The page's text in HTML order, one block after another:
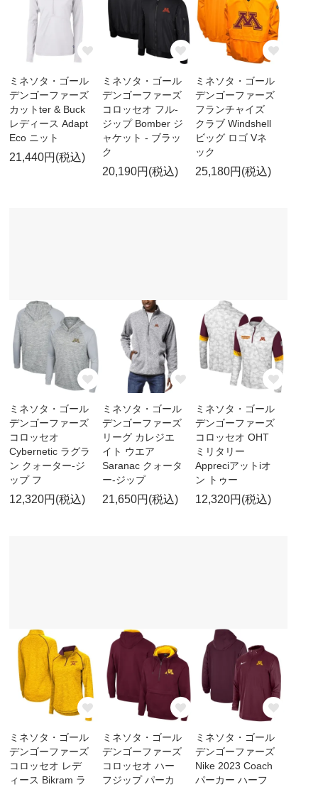
ミネソタ・ゴール
デンゴーファーズ
カットter & Buck
レディース Adapt
Eco ニット
21,440円(税込)
ミネソタ・ゴール
デンゴーファーズ
コロッセオ フル-
ジップ Bomber ジ
ャケット - ブラッ
ク
20,190円(税込)
ミネソタ・ゴール
デンゴーファーズ
フランチャイズ
クラブ Windshell
ビッグ ロゴ Vネ
ック
25,180円(税込)
ミネソタ・ゴール
デンゴーファーズ
コロッセオ
Cybernetic ラグラ
ン クォーター-ジ
ップ フ
12,320円(税込)
ミネソタ・ゴール
デンゴーファーズ
リーグ カレジエ
イト ウエア
Saranac クォータ
ー-ジップ
21,650円(税込)
ミネソタ・ゴール
デンゴーファーズ
コロッセオ OHT
ミリタリー
Appreciアットiオ
ン トゥー
12,320円(税込)
ミネソタ・ゴール
デンゴーファーズ
コロッセオ レデ
ィース Bikram ラ
ミネソタ・ゴール
デンゴーファーズ
コロッセオ ハー
フジップ パーカ
ミネソタ・ゴール
デンゴーファーズ
Nike 2023 Coach
パーカー ハーフ